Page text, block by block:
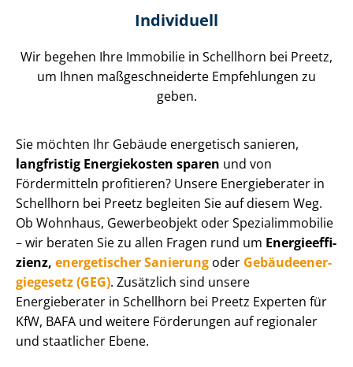
Individuell
Wir begehen Ihre Immobilie in Schellhorn bei Preetz,
um Ihnen maß­ge­schnei­der­te Empfehlungen zu
geben.
Sie möchten Ihr Gebäude energetisch sanieren,
langfristig Energiekosten sparen und von
Fördermitteln profitieren? Unsere Energieberater in
Schellhorn bei Preetz begleiten Sie auf diesem Weg.
Ob Wohnhaus, Gewerbeobjekt oder Spe­zi­al­im­mo­bi­lie
– wir beraten Sie zu allen Fragen rund um En­er­gie­ef­fi­
zi­enz, energetischer Sanierung oder Ge­bäu­de­en­er­
gie­ge­setz (GEG). Zusätzlich sind unsere
Energieberater in Schellhorn bei Preetz Experten für
KfW, BAFA und weitere Förderungen auf regionaler
und staatlicher Ebene.